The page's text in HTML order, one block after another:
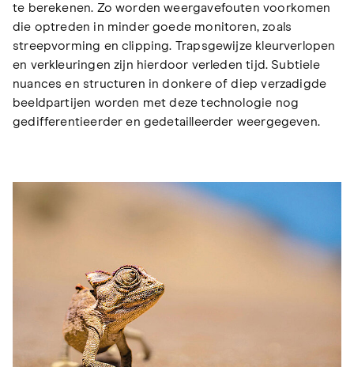
te berekenen. Zo worden weergavefouten voorkomen
die optreden in minder goede monitoren, zoals
streepvorming en clipping. Trapsgewijze kleurverlopen
en verkleuringen zijn hierdoor verleden tijd. Subtiele
nuances en structuren in donkere of diep verzadigde
beeldpartijen worden met deze technologie nog
gedifferentieerder en gedetailleerder weergegeven.